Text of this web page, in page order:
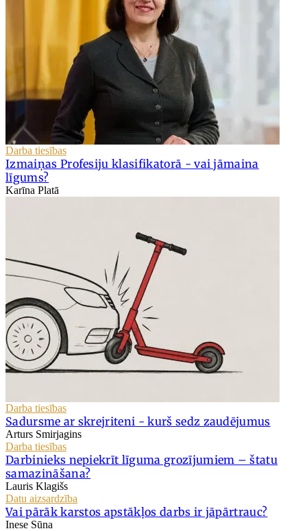
Darba tiesības
Izmaiņas Profesiju klasifikatorā - vai jāmaina
līgums?
Karīna Platā
Darba tiesības
Sadursme ar skrejriteni - kurš sedz zaudējumus
Arturs Smirjagins
Darba tiesības
Darbinieks nepiekrīt līguma grozījumiem – štatu
samazināšana?
Lauris Klagišs
Datu aizsardzība
Vai pārāk karstos apstākļos darbs ir jāpārtrauc?
Inese Sūna